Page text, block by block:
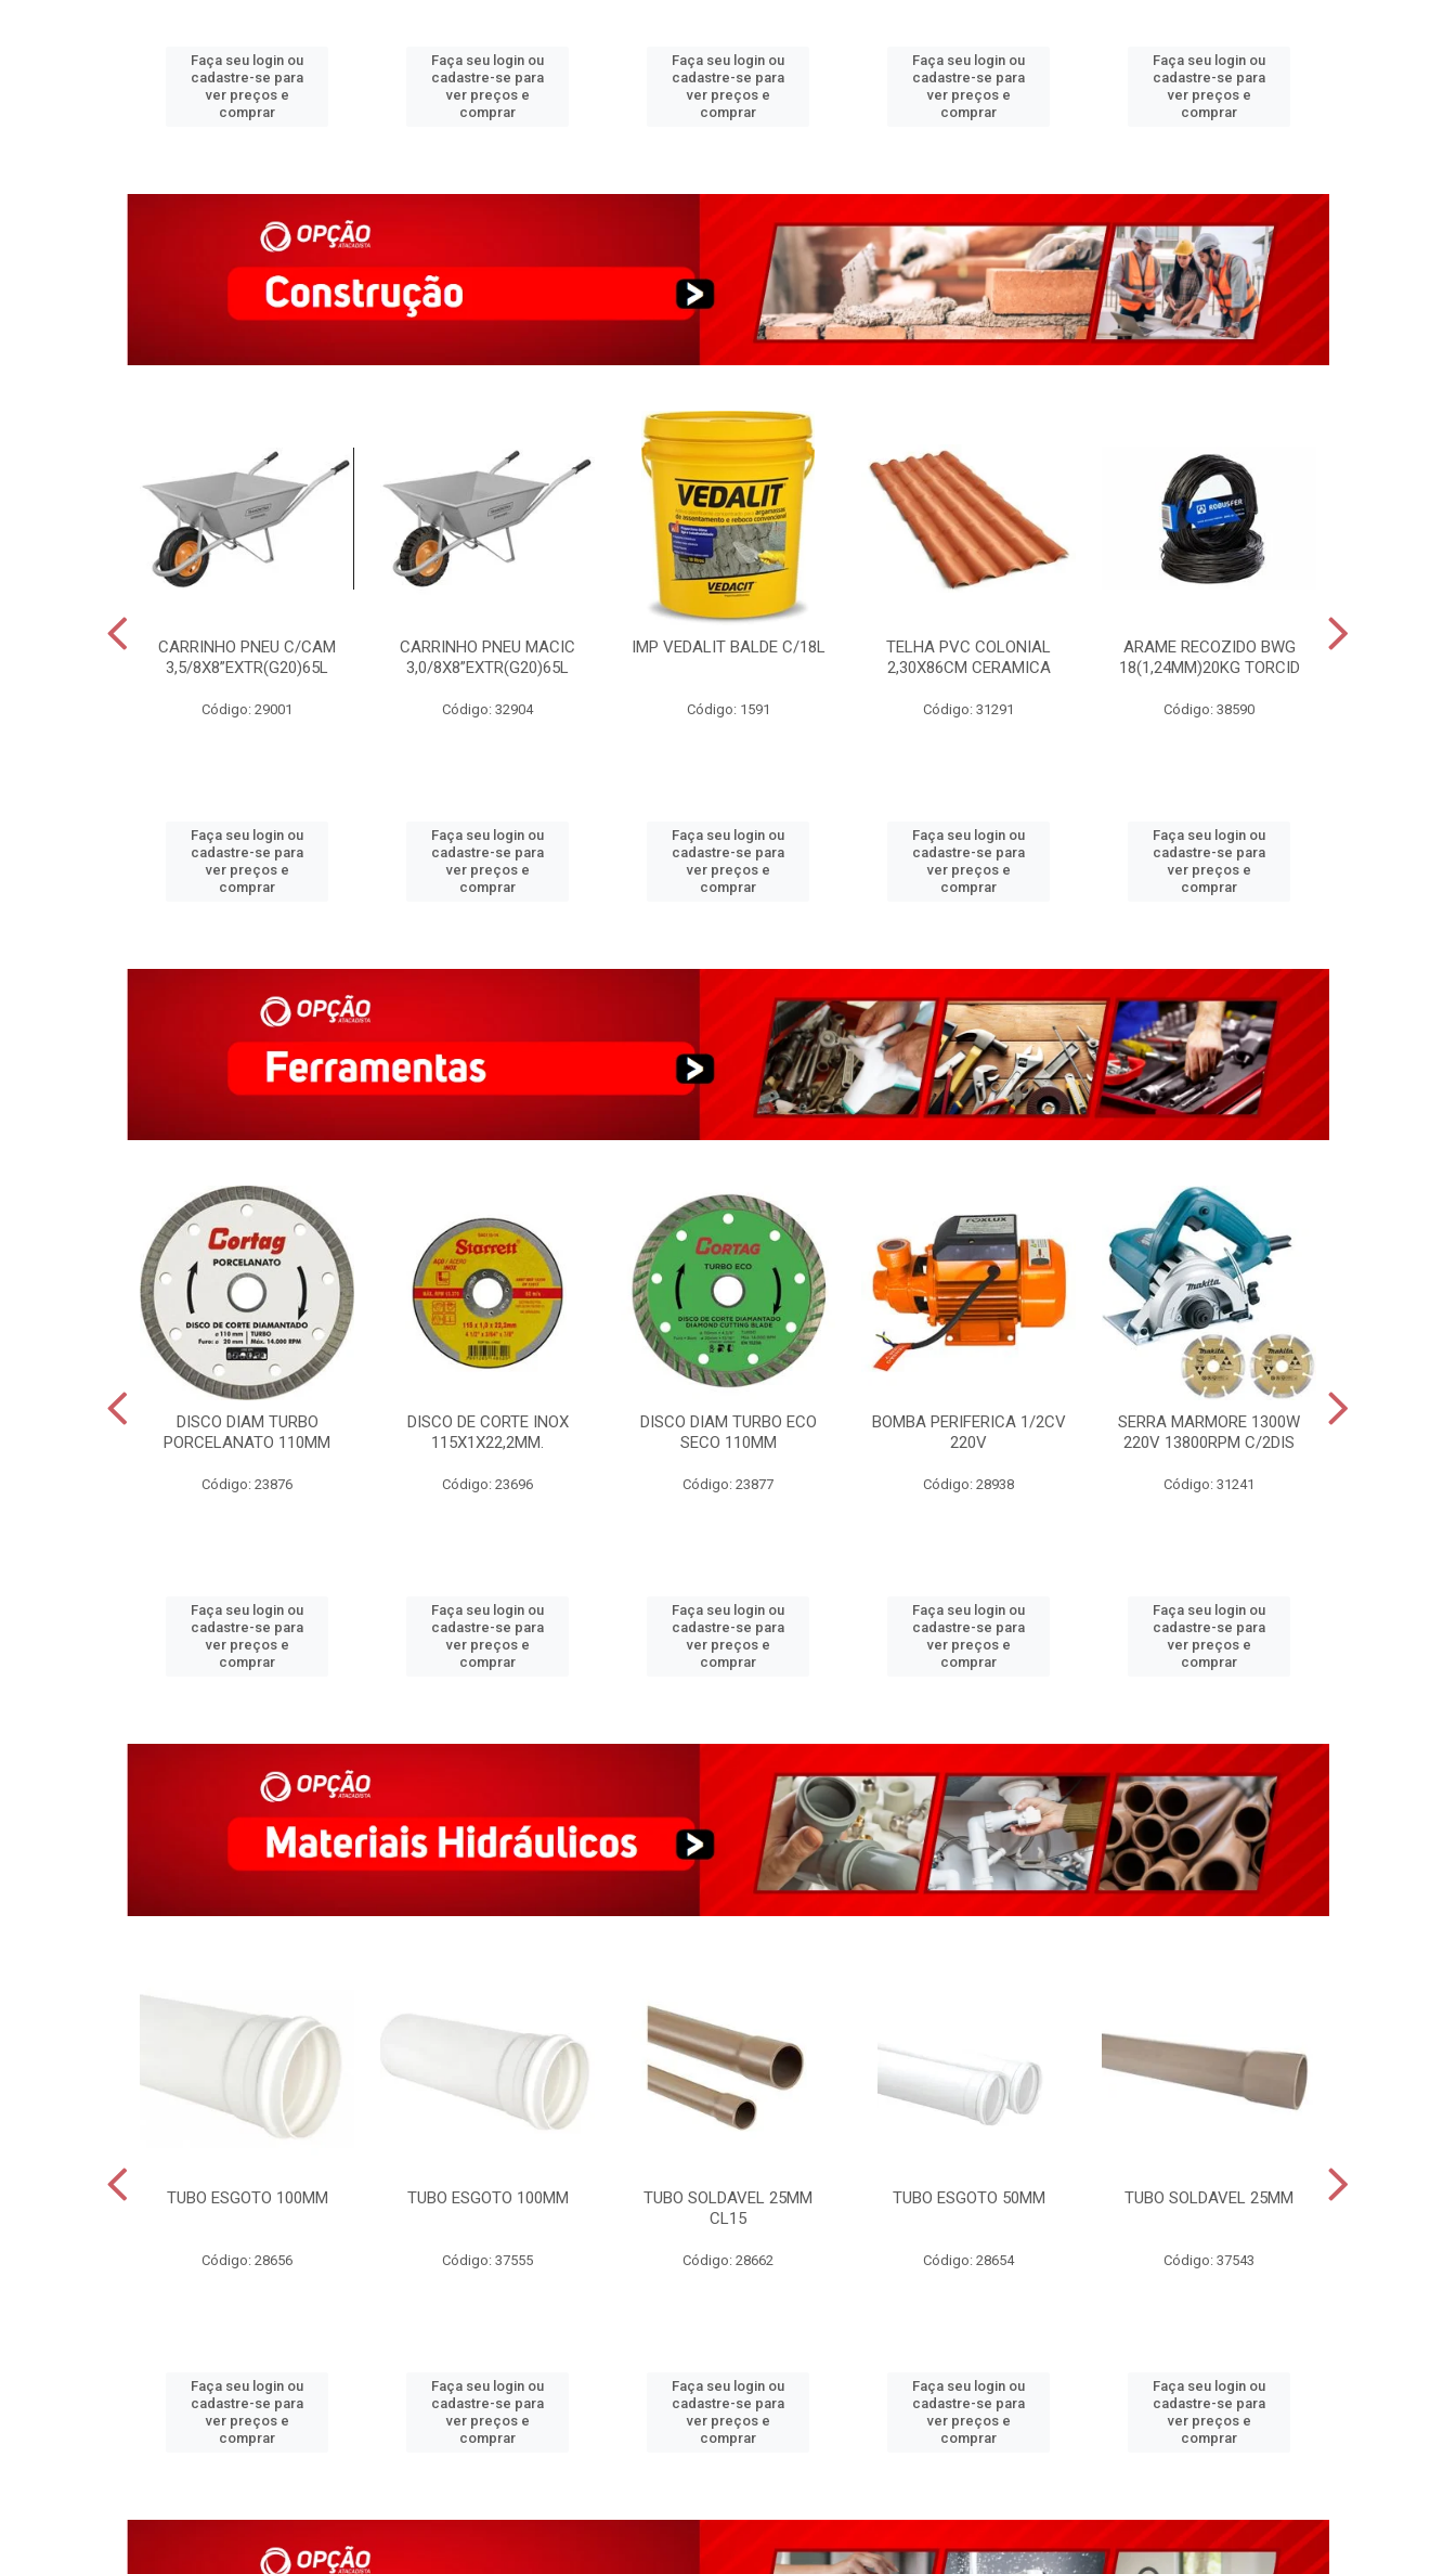
Faça seu login ou
cadastre-se para
ver preços e
comprar
Faça seu login ou
cadastre-se para
ver preços e
comprar
Faça seu login ou
cadastre-se para
ver preços e
comprar
Faça seu login ou
cadastre-se para
ver preços e
comprar
Faça seu login ou
cadastre-se para
ver preços e
comprar
CARRINHO PNEU C/CAM
3,5/8X8”EXTR(G20)65L
Código: 29001
Faça seu login ou
cadastre-se para
ver preços e
comprar
CARRINHO PNEU MACIC
3,0/8X8”EXTR(G20)65L
Código: 32904
Faça seu login ou
cadastre-se para
ver preços e
comprar
IMP VEDALIT BALDE C/18L
Código: 1591
Faça seu login ou
cadastre-se para
ver preços e
comprar
TELHA PVC COLONIAL
2,30X86CM CERAMICA
Código: 31291
Faça seu login ou
cadastre-se para
ver preços e
comprar
ARAME RECOZIDO BWG
18(1,24MM)20KG TORCID
Código: 38590
Faça seu login ou
cadastre-se para
ver preços e
comprar
DISCO DIAM TURBO
PORCELANATO 110MM
Código: 23876
Faça seu login ou
cadastre-se para
ver preços e
comprar
DISCO DE CORTE INOX
115X1X22,2MM.
Código: 23696
Faça seu login ou
cadastre-se para
ver preços e
comprar
DISCO DIAM TURBO ECO
SECO 110MM
Código: 23877
Faça seu login ou
cadastre-se para
ver preços e
comprar
BOMBA PERIFERICA 1/2CV
220V
Código: 28938
Faça seu login ou
cadastre-se para
ver preços e
comprar
SERRA MARMORE 1300W
220V 13800RPM C/2DIS
Código: 31241
Faça seu login ou
cadastre-se para
ver preços e
comprar
TUBO ESGOTO 100MM
Código: 28656
Faça seu login ou
cadastre-se para
ver preços e
comprar
TUBO ESGOTO 100MM
Código: 37555
Faça seu login ou
cadastre-se para
ver preços e
comprar
TUBO SOLDAVEL 25MM
CL15
Código: 28662
Faça seu login ou
cadastre-se para
ver preços e
comprar
TUBO ESGOTO 50MM
Código: 28654
Faça seu login ou
cadastre-se para
ver preços e
comprar
TUBO SOLDAVEL 25MM
Código: 37543
Faça seu login ou
cadastre-se para
ver preços e
comprar